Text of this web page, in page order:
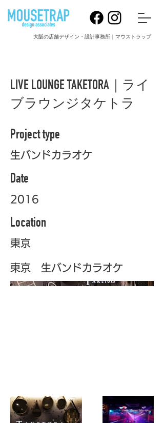
大阪の店舗デザイン・設計事務所｜マウストラップ
LIVE LOUNGE TAKETORA｜ライ
ブラウンジタケトラ
Project type
生バンドカラオケ
Date
2016
Location
東京
東京 生バンドカラオケ